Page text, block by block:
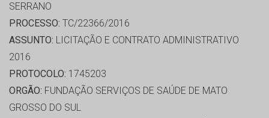
SERRANO
PROCESSO: TC/22366/2016
ASSUNTO: LICITAÇÃO E CONTRATO ADMINISTRATIVO
2016
PROTOCOLO: 1745203
ORGÃO: FUNDAÇÃO SERVIÇOS DE SAÚDE DE MATO
GROSSO DO SUL